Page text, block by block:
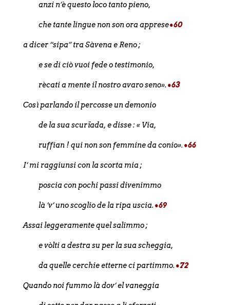
anzi n’è questo loco tanto pieno,
che tante lingue non son ora apprese•60
a dicer “sipa” tra Sàvena e Reno ;
e se di ciò vuoi fede o testimonio,
rècati a mente il nostro avaro seno». •63
Così parlando il percosse un demonio
de la sua scurïada, e disse : « Via,
ruffian ! qui non son femmine da conio». •66
I’ mi raggiunsi con la scorta mia ;
poscia con pochi passi divenimmo
là ’v’ uno scoglio de la ripa uscia. •69
Assai leggeramente quel salimmo ;
e vòlti a destra su per la sua scheggia,
da quelle cerchie etterne ci partimmo. •72
Quando noi fummo là dov’ el vaneggia